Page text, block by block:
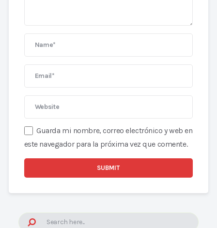
Guarda mi nombre, correo electrónico y web en
este navegador para la próxima vez que comente.